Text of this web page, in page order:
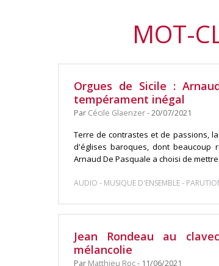
MOT-
Orgues de Sicile :
tempérament inégal
Par Cécile Glaenzer- 20/07/2021
Terre de contrastes et de passions,
d'églises baroques, dont beaucoup
Arnaud De Pasquale a choisi de mettre
AUDIO - MUSIQUE D'ENSEMBLE-
Jean Rondeau au
mélancolie
Par Matthieu Roc- 11/06/2021